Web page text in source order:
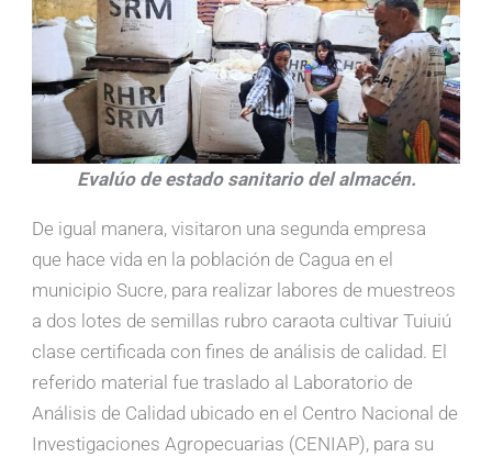
Evalúo de estado sanitario del almacén.
De igual manera, visitaron una segunda empresa
que hace vida en la población de Cagua en el
municipio Sucre, para realizar labores de muestreos
a dos lotes de semillas rubro caraota cultivar Tuiuiú
clase certificada con fines de análisis de calidad. El
referido material fue traslado al Laboratorio de
Análisis de Calidad ubicado en el Centro Nacional de
Investigaciones Agropecuarias (CENIAP), para su